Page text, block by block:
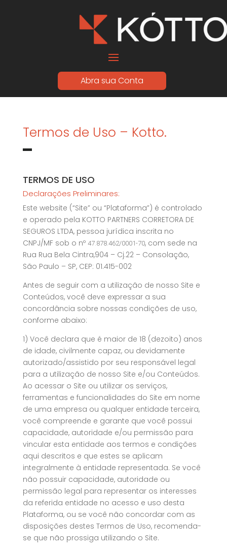
Abra sua Conta
Termos de Uso – Kotto.
TERMOS DE USO
Declarações Preliminares:
Este website (“Site” ou “Plataforma”) é controlado
e operado pela KOTTO PARTNERS CORRETORA DE
SEGUROS LTDA, pessoa jurídica inscrita no
CNPJ/MF sob o nº 47.878.462/0001-70, com sede na
Rua Rua Bela Cintra,904 – Cj.22 – Consolação,
São Paulo – SP, CEP: 01.415-002
Antes de seguir com a utilização de nosso Site e
Conteúdos, você deve expressar a sua
concordância sobre nossas condições de uso,
conforme abaixo:
1) Você declara que é maior de 18 (dezoito) anos
de idade, civilmente capaz, ou devidamente
autorizado/assistido por seu responsável legal
para a utilização de nosso Site e/ou Conteúdos.
Ao acessar o Site ou utilizar os serviços,
ferramentas e funcionalidades do Site em nome
de uma empresa ou qualquer entidade terceira,
você compreende e garante que você possui
capacidade, autoridade e/ou permissão para
vincular esta entidade aos termos e condições
aqui descritos e que estes se aplicam
integralmente à entidade representada. Se você
não possuir capacidade, autoridade ou
permissão legal para representar os interesses
da referida entidade no acesso e uso desta
Plataforma, ou se você não concordar com as
disposições destes Termos de Uso, recomenda-
se que não prossiga utilizando o Site.